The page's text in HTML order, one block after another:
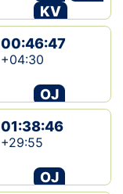
KV
00:46:47
+04:30
OJ
01:38:46
+29:55
OJ